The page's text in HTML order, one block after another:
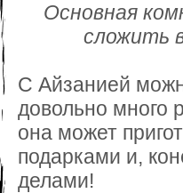
Основная
сложить
С Айзанией
довольно много
она может
подарками и,
делами!